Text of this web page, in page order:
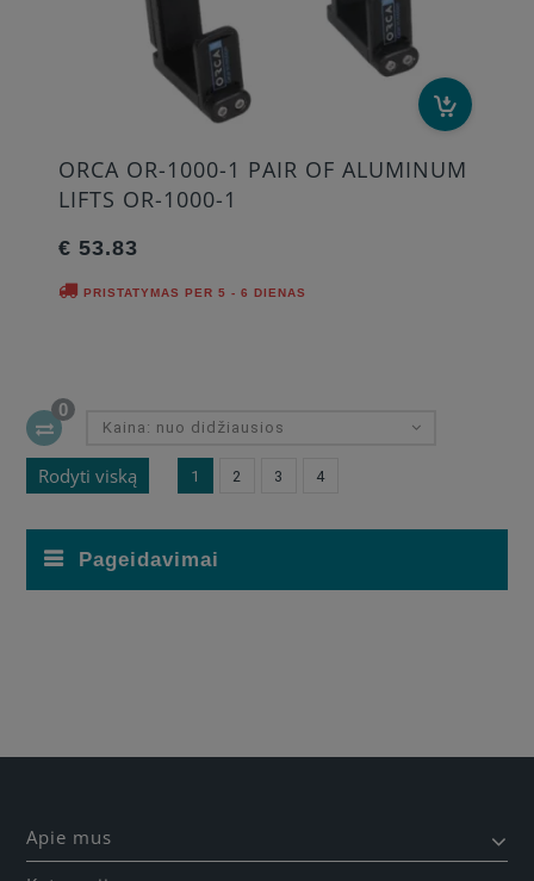
ORCA OR-1000-1 PAIR OF ALUMINUM
LIFTS OR-1000-1
€ 53.83
PRISTATYMAS PER 5 - 6 DIENAS
0
Kaina: nuo didžiausios
Rodyti viską 1 2 3 4
Pageidavimai
Apie mus